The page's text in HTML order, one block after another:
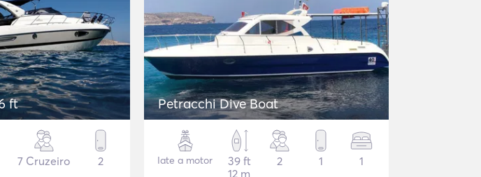
ft
7 Cruzeiro 2
Petracchi Dive Boat
Iate a motor
39 ft
12 m
2 1 1